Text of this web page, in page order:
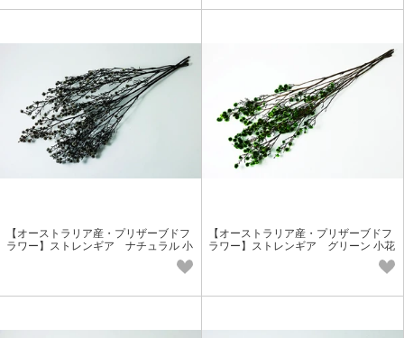
【オーストラリア産・プリザーブドフ
ラワー】ストレンギア ナチュラル 小
【オーストラリア産・プリザーブドフ
ラワー】ストレンギア グリーン 小花